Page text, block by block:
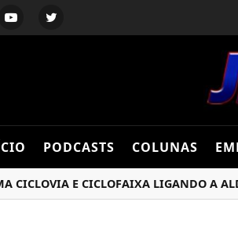
PODCASTS COLUNAS
E CICLOFAIXA LIGANDO A ALDEIA